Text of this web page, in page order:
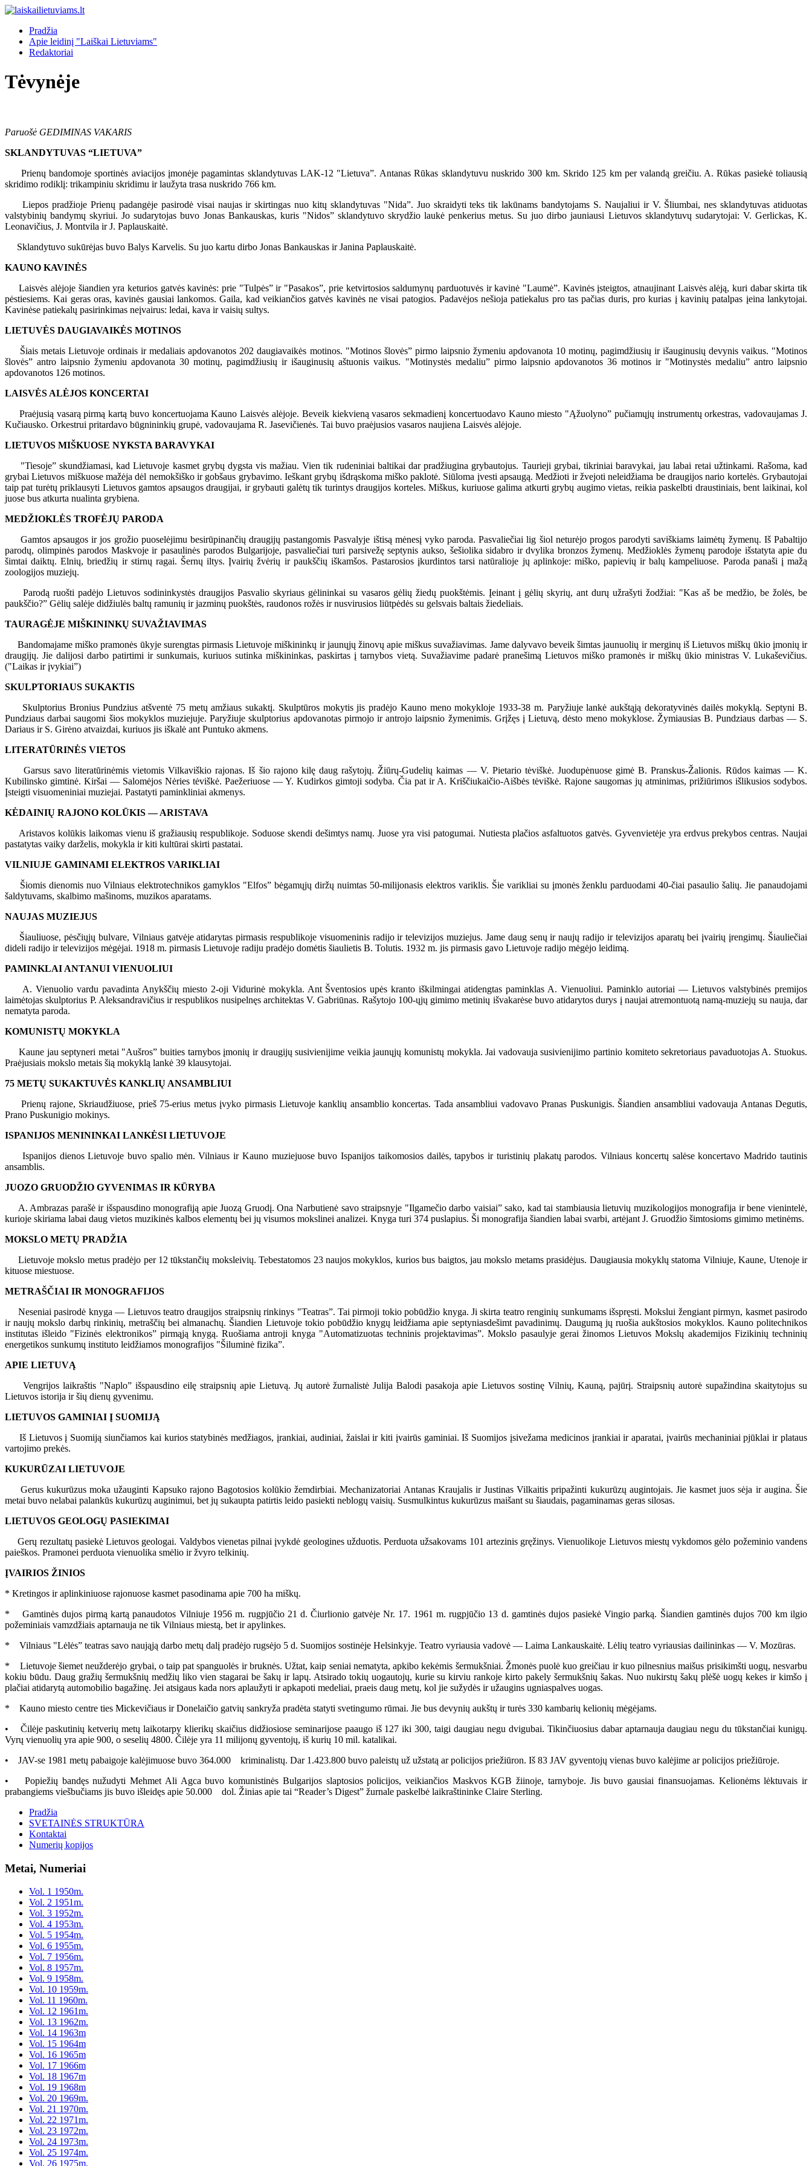
Pradžia
Apie leidinį "Laiškai Lietuviams"
Redaktoriai
Tėvynėje
Paruošė GEDIMINAS VAKARIS
SKLANDYTUVAS “LIETUVA”
Prienų bandomoje sportinės aviacijos įmonėje pagamintas sklandytuvas LAK-12 "Lietuva”. Antanas Rūkas sklandytuvu nuskrido 300 km. Skrido 125 km per valandą greičiu. A. Rūkas pasiekė toliausią
skridimo rodiklį: trikampiniu skridimu ir laužyta trasa nuskrido 766 km.
Liepos pradžioje Prienų padangėje pasirodė visai naujas ir skirtingas nuo kitų sklandytuvas "Nida”. Juo skraidyti teks tik lakūnams bandytojams S. Naujaliui ir V. Šliumbai, nes sklandytuvas atiduotas
valstybinių bandymų skyriui. Jo sudarytojas buvo Jonas Bankauskas, kuris "Nidos” sklandytuvo skrydžio laukė penkerius metus. Su juo dirbo jauniausi Lietuvos sklandytuvų sudarytojai: V. Gerlickas, K.
Leonavičius, J. Montvila ir J. Paplauskaitė.
Sklandytuvo sukūrėjas buvo Balys Karvelis. Su juo kartu dirbo Jonas Bankauskas ir Janina Paplauskaitė.
KAUNO KAVINĖS
Laisvės alėjoje šiandien yra keturios gatvės kavinės: prie "Tulpės” ir "Pasakos”, prie ketvirtosios saldumynų parduotuvės ir kavinė "Laumė”. Kavinės įsteigtos, atnaujinant Laisvės alėją, kuri dabar skirta tik
pėstiesiems. Kai geras oras, kavinės gausiai lankomos. Gaila, kad veikiančios gatvės kavinės ne visai patogios. Padavėjos nešioja patiekalus pro tas pačias duris, pro kurias į kavinių patalpas įeina lankytojai.
Kavinėse patiekalų pasirinkimas neįvairus: ledai, kava ir vaisių sultys.
LIETUVĖS DAUGIAVAIKĖS MOTINOS
Šiais metais Lietuvoje ordinais ir medaliais apdovanotos 202 daugiavaikės motinos. "Motinos šlovės” pirmo laipsnio žymeniu apdovanota 10 motinų, pagimdžiusių ir išauginusių devynis vaikus. "Motinos
šlovės” antro laipsnio žymeniu apdovanota 30 motinų, pagimdžiusių ir išauginusių aštuonis vaikus. "Motinystės medaliu” pirmo laipsnio apdovanotos 36 motinos ir "Motinystės medaliu” antro laipsnio
apdovanotos 126 motinos.
LAISVĖS ALĖJOS KONCERTAI
Praėjusią vasarą pirmą kartą buvo koncertuojama Kauno Laisvės alėjoje. Beveik kiekvieną vasaros sekmadienį koncertuodavo Kauno miesto "Ąžuolyno” pučiamųjų instrumentų orkestras, vadovaujamas J.
Kučiausko. Orkestrui pritardavo būgnininkių grupė, vadovaujama R. Jasevičienės. Tai buvo praėjusios vasaros naujiena Laisvės alėjoje.
LIETUVOS MIŠKUOSE NYKSTA BARAVYKAI
"Tiesoje” skundžiamasi, kad Lietuvoje kasmet grybų dygsta vis mažiau. Vien tik rudeniniai baltikai dar pradžiugina grybautojus. Taurieji grybai, tikriniai baravykai, jau labai retai užtinkami. Rašoma, kad
grybai Lietuvos miškuose mažėja dėl nemokšiško ir gobšaus grybavimo. Ieškant grybų išdrąskoma miško paklotė. Siūloma įvesti apsaugą. Medžioti ir žvejoti neleidžiama be draugijos nario kortelės. Grybautojai
taip pat turėtų priklausyti Lietuvos gamtos apsaugos draugijai, ir grybauti galėtų tik turintys draugijos korteles. Miškus, kuriuose galima atkurti grybų augimo vietas, reikia paskelbti draustiniais, bent laikinai, kol
juose bus atkurta nualinta grybiena.
MEDŽIOKLĖS TROFĖJŲ PARODA
Gamtos apsaugos ir jos grožio puoselėjimu besirūpinančių draugijų pastangomis Pasvalyje ištisą mėnesį vyko paroda. Pasvaliečiai lig šiol neturėjo progos parodyti saviškiams laimėtų žymenų. Iš Pabaltijo
parodų, olimpinės parodos Maskvoje ir pasaulinės parodos Bulgarijoje, pasvaliečiai turi parsivežę septynis aukso, šešiolika sidabro ir dvylika bronzos žymenų. Medžioklės žymenų parodoje išstatyta apie du
šimtai daiktų. Elnių, briedžių ir stirnų ragai. Šernų iltys. Įvairių žvėrių ir paukščių iškamšos. Pastarosios įkurdintos tarsi natūralioje jų aplinkoje: miško, papievių ir balų kampeliuose. Paroda panaši į mažą
zoologijos muziejų.
Parodą ruošti padėjo Lietuvos sodininkystės draugijos Pasvalio skyriaus gėlininkai su vasaros gėlių žiedų puokštėmis. Įeinant į gėlių skyrių, ant durų užrašyti žodžiai: "Kas aš be medžio, be žolės, be
paukščio?” Gėlių salėje didžiulės baltų ramunių ir jazminų puokštės, raudonos rožės ir nusvirusios liūtpėdės su gelsvais baltais žiedeliais.
TAURAGĖJE MIŠKININKŲ SUVAŽIAVIMAS
Bandomajame miško pramonės ūkyje surengtas pirmasis Lietuvoje miškininkų ir jaunųjų žinovų apie miškus suvažiavimas. Jame dalyvavo beveik šimtas jaunuolių ir merginų iš Lietuvos miškų ūkio įmonių ir
draugijų. Jie dalijosi darbo patirtimi ir sunkumais, kuriuos sutinka miškininkas, paskirtas į tarnybos vietą. Suvažiavime padarė pranešimą Lietuvos miško pramonės ir miškų ūkio ministras V. Lukaševičius.
("Laikas ir įvykiai”)
SKULPTORIAUS SUKAKTIS
Skulptorius Bronius Pundzius atšventė 75 metų amžiaus sukaktį. Skulptūros mokytis jis pradėjo Kauno meno mokykloje 1933-38 m. Paryžiuje lankė aukštąją dekoratyvinės dailės mokyklą. Septyni B.
Pundziaus darbai saugomi šios mokyklos muziejuje. Paryžiuje skulptorius apdovanotas pirmojo ir antrojo laipsnio žymenimis. Grįžęs į Lietuvą, dėsto meno mokyklose. Žymiausias B. Pundziaus darbas — S.
Dariaus ir S. Girėno atvaizdai, kuriuos jis iškalė ant Puntuko akmens.
LITERATŪRINĖS VIETOS
Garsus savo literatūrinėmis vietomis Vilkaviškio rajonas. Iš šio rajono kilę daug rašytojų. Žiūrų-Gudelių kaimas — V. Pietario tėviškė. Juodupėnuose gimė B. Pranskus-Žalionis. Rūdos kaimas — K.
Kubilinsko gimtinė. Kiršai — Salomėjos Nėries tėviškė. Paežeriuose — Y. Kudirkos gimtoji sodyba. Čia pat ir A. Kriščiukaičio-Aišbės tėviškė. Rajone saugomas jų atminimas, prižiūrimos išlikusios sodybos.
Įsteigti visuomeniniai muziejai. Pastatyti paminkliniai akmenys.
KĖDAINIŲ RAJONO KOLŪKIS — ARISTAVA
Aristavos kolūkis laikomas vienu iš gražiausių respublikoje. Soduose skendi dešimtys namų. Juose yra visi patogumai. Nutiesta plačios asfaltuotos gatvės. Gyvenvietėje yra erdvus prekybos centras. Naujai
pastatytas vaiky darželis, mokykla ir kiti kultūrai skirti pastatai.
VILNIUJE GAMINAMI ELEKTROS VARIKLIAI
Šiomis dienomis nuo Vilniaus elektrotechnikos gamyklos "Elfos” bėgamųjų diržų nuimtas 50-milijonasis elektros variklis. Šie varikliai su įmonės ženklu parduodami 40-čiai pasaulio šalių. Jie panaudojami
šaldytuvams, skalbimo mašinoms, muzikos aparatams.
NAUJAS MUZIEJUS
Šiauliuose, pėsčiųjų bulvare, Vilniaus gatvėje atidarytas pirmasis respublikoje visuomeninis radijo ir televizijos muziejus. Jame daug senų ir naujų radijo ir televizijos aparatų bei įvairių įrengimų. Šiauliečiai
dideli radijo ir televizijos mėgėjai. 1918 m. pirmasis Lietuvoje radiju pradėjo domėtis šiaulietis B. Tolutis. 1932 m. jis pirmasis gavo Lietuvoje radijo mėgėjo leidimą.
PAMINKLAI ANTANUI VIENUOLIUI
A. Vienuolio vardu pavadinta Anykščių miesto 2-oji Vidurinė mokykla. Ant Šventosios upės kranto iškilmingai atidengtas paminklas A. Vienuoliui. Paminklo autoriai — Lietuvos valstybinės premijos
laimėtojas skulptorius P. Aleksandravičius ir respublikos nusipelnęs architektas V. Gabriūnas. Rašytojo 100-ųjų gimimo metinių išvakarėse buvo atidarytos durys į naujai atremontuotą namą-muziejų su nauja, dar
nematyta paroda.
KOMUNISTŲ MOKYKLA
Kaune jau septyneri metai "Aušros” buities tarnybos įmonių ir draugijų susivienijime veikia jaunųjų komunistų mokykla. Jai vadovauja susivienijimo partinio komiteto sekretoriaus pavaduotojas A. Stuokus.
Praėjusiais mokslo metais šią mokyklą lankė 39 klausytojai.
75 METŲ SUKAKTUVĖS KANKLIŲ ANSAMBLIUI
Prienų rajone, Skriaudžiuose, prieš 75-erius metus įvyko pirmasis Lietuvoje kanklių ansamblio koncertas. Tada ansambliui vadovavo Pranas Puskunigis. Šiandien ansambliui vadovauja Antanas Degutis,
Prano Puskunigio mokinys.
ISPANIJOS MENININKAI LANKĖSI LIETUVOJE
Ispanijos dienos Lietuvoje buvo spalio mėn. Vilniaus ir Kauno muziejuose buvo Ispanijos taikomosios dailės, tapybos ir turistinių plakatų parodos. Vilniaus koncertų salėse koncertavo Madrido tautinis
ansamblis.
JUOZO GRUODŽIO GYVENIMAS IR KŪRYBA
A. Ambrazas parašė ir išspausdino monografiją apie Juozą Gruodį. Ona Narbutienė savo straipsnyje "Ilgamečio darbo vaisiai” sako, kad tai stambiausia lietuvių muzikologijos monografija ir bene vienintelė,
kurioje skiriama labai daug vietos muzikinės kalbos elementų bei jų visumos mokslinei analizei. Knyga turi 374 puslapius. Ši monografija šiandien labai svarbi, artėjant J. Gruodžio šimtosioms gimimo metinėms.
MOKSLO METŲ PRADŽIA
Lietuvoje mokslo metus pradėjo per 12 tūkstančių moksleivių. Tebestatomos 23 naujos mokyklos, kurios bus baigtos, jau mokslo metams prasidėjus. Daugiausia mokyklų statoma Vilniuje, Kaune, Utenoje ir
kituose miestuose.
METRAŠČIAI IR MONOGRAFIJOS
Neseniai pasirodė knyga — Lietuvos teatro draugijos straipsnių rinkinys "Teatras”. Tai pirmoji tokio pobūdžio knyga. Ji skirta teatro renginių sunkumams išspręsti. Mokslui žengiant pirmyn, kasmet pasirodo
ir naujų mokslo darbų rinkinių, metraščių bei almanachų. Šiandien Lietuvoje tokio pobūdžio knygų leidžiama apie septyniasdešimt pavadinimų. Daugumą jų ruošia aukštosios mokyklos. Kauno politechnikos
institutas išleido "Fizinės elektronikos” pirmąją knygą. Ruošiama antroji knyga "Automatizuotas techninis projektavimas”. Mokslo pasaulyje gerai žinomos Lietuvos Mokslų akademijos Fizikinių techninių
energetikos sunkumų instituto leidžiamos monografijos "Šiluminė fizika”.
APIE LIETUVĄ
Vengrijos laikraštis "Naplo” išspausdino eilę straipsnių apie Lietuvą. Jų autorė žurnalistė Julija Balodi pasakoja apie Lietuvos sostinę Vilnių, Kauną, pajūrį. Straipsnių autorė supažindina skaitytojus su
Lietuvos istorija ir šių dienų gyvenimu.
LIETUVOS GAMINIAI Į SUOMIJĄ
Iš Lietuvos į Suomiją siunčiamos kai kurios statybinės medžiagos, įrankiai, audiniai, žaislai ir kiti įvairūs gaminiai. Iš Suomijos įsivežama medicinos įrankiai ir aparatai, įvairūs mechaniniai pjūklai ir plataus
vartojimo prekės.
KUKURŪZAI LIETUVOJE
Gerus kukurūzus moka užauginti Kapsuko rajono Bagotosios kolūkio žemdirbiai. Mechanizatoriai Antanas Kraujalis ir Justinas Vilkaitis pripažinti kukurūzų augintojais. Jie kasmet juos sėja ir augina. Šie
metai buvo nelabai palankūs kukurūzų auginimui, bet jų sukaupta patirtis leido pasiekti neblogų vaisių. Susmulkintus kukurūzus maišant su šiaudais, pagaminamas geras silosas.
LIETUVOS GEOLOGŲ PASIEKIMAI
Gerų rezultatų pasiekė Lietuvos geologai. Valdybos vienetas pilnai įvykdė geologines užduotis. Perduota užsakovams 101 artezinis gręžinys. Vienuolikoje Lietuvos miestų vykdomos gėlo požeminio vandens
paieškos. Pramonei perduota vienuolika smėlio ir žvyro telkinių.
ĮVAIRIOS ŽINIOS
* Kretingos ir aplinkiniuose rajonuose kasmet pasodinama apie 700 ha miškų.
* Gamtinės dujos pirmą kartą panaudotos Vilniuje 1956 m. rugpjūčio 21 d. Čiurlionio gatvėje Nr. 17. 1961 m. rugpjūčio 13 d. gamtinės dujos pasiekė Vingio parką. Šiandien gamtinės dujos 700 km ilgio
požeminiais vamzdžiais aptarnauja ne tik Vilniaus miestą, bet ir apylinkes.
* Vilniaus "Lėlės” teatras savo naująją darbo metų dalį pradėjo rugsėjo 5 d. Suomijos sostinėje Helsinkyje. Teatro vyriausia vadovė — Laima Lankauskaitė. Lėlių teatro vyriausias dailininkas — V. Mozūras.
* Lietuvoje šiemet neužderėjo grybai, o taip pat spanguolės ir bruknės. Užtat, kaip seniai nematyta, apkibo kekėmis šermukšniai. Žmonės puolė kuo greičiau ir kuo pilnesnius maišus prisikimšti uogų, nesvarbu
kokiu būdu. Daug gražių šermukšnių medžių liko vien stagarai be šakų ir lapų. Atsirado tokių uogautojų, kurie su kirviu rankoje kirto pakely šermukšnių šakas. Nuo nukirstų šakų plėšė uogų kekes ir kimšo į
plačiai atidarytą automobilio bagažinę. Jei atsigaus kada nors aplaužyti ir apkapoti medeliai, praeis daug metų, kol jie sužydės ir užaugins ugniaspalves uogas.
* Kauno miesto centre ties Mickevičiaus ir Donelaičio gatvių sankryža pradėta statyti svetingumo rūmai. Jie bus devynių aukštų ir turės 330 kambarių kelionių mėgėjams.
• Čilėje paskutinių ketverių metų laikotarpy klierikų skaičius didžiosiose seminarijose paaugo iš 127 iki 300, taigi daugiau negu dvigubai. Tikinčiuosius dabar aptarnauja daugiau negu du tūkstančiai kunigų.
Vyrų vienuolių yra apie 900, o seselių 4800. Čilėje yra 11 milijonų gyventojų, iš kurių 10 mil. katalikai.
• JAV-se 1981 metų pabaigoje kalėjimuose buvo 364.000 kriminalistų. Dar 1.423.800 buvo paleistų už užstatą ar policijos priežiūron. Iš 83 JAV gyventojų vienas buvo kalėjime ar policijos priežiūroje.
• Popiežių bandęs nužudyti Mehmet Ali Agca buvo komunistinės Bulgarijos slaptosios policijos, veikiančios Maskvos KGB žiinoje, tarnyboje. Jis buvo gausiai finansuojamas. Kelionėms lėktuvais ir
prabangiems viešbučiams jis buvo išleidęs apie 50.000 dol. Žinias apie tai “Reader’s Digest” žurnale paskelbė laikraštininke Claire Sterling.
Pradžia
SVETAINĖS STRUKTŪRA
Kontaktai
Numerių kopijos
Metai, Numeriai
Vol. 1 1950m.
Vol. 2 1951m.
Vol. 3 1952m.
Vol. 4 1953m.
Vol. 5 1954m.
Vol. 6 1955m.
Vol. 7 1956m.
Vol. 8 1957m.
Vol. 9 1958m.
Vol. 10 1959m.
Vol. 11 1960m.
Vol. 12 1961m.
Vol. 13 1962m.
Vol. 14 1963m
Vol. 15 1964m
Vol. 16 1965m
Vol. 17 1966m
Vol. 18 1967m
Vol. 19 1968m
Vol. 20 1969m.
Vol. 21 1970m.
Vol. 22 1971m.
Vol. 23 1972m.
Vol. 24 1973m.
Vol. 25 1974m.
Vol. 26 1975m.